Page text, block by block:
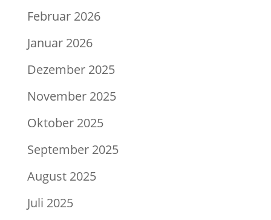
Februar 2026
Januar 2026
Dezember 2025
November 2025
Oktober 2025
September 2025
August 2025
Juli 2025